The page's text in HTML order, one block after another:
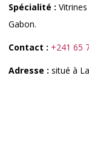
Spécialité :
Gabon.
Contact : +241 65
Adresse : situé à